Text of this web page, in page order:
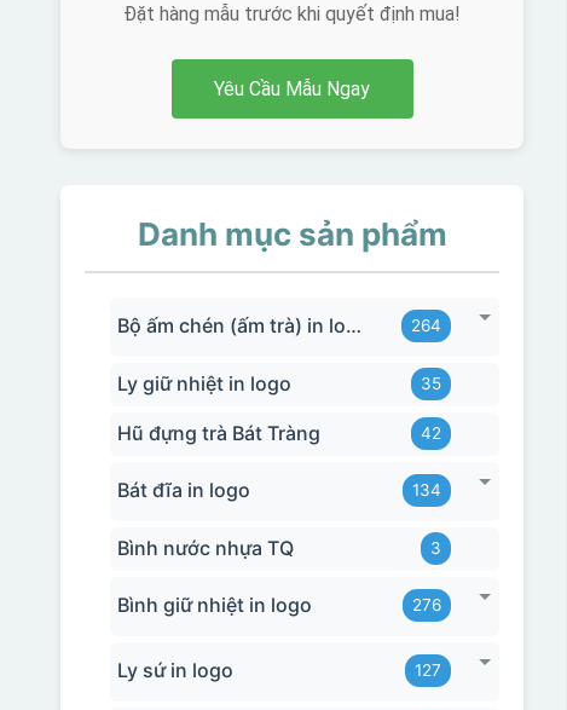
Đặt hàng mẫu trước khi quyết định mua!
Yêu Cầu Mẫu Ngay
Danh mục sản phẩm
Bộ ấm chén (ấm trà) in logo 264
Ly giữ nhiệt in logo 35
Hũ đựng trà Bát Tràng 42
Bát đĩa in logo 134
Bình nước nhựa TQ 3
Bình giữ nhiệt in logo 276
Ly sứ in logo 127